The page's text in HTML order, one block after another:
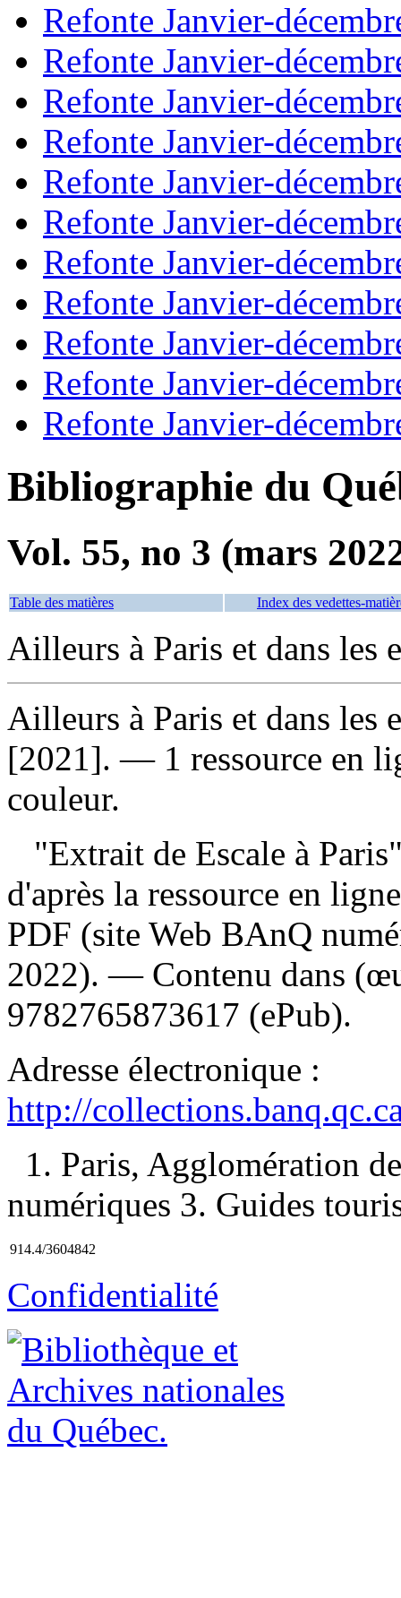
Refonte Janvier-
Refonte Janvier-
Refonte Janvier-
Refonte Janvier-
Refonte Janvier-
Refonte Janvier-
Refonte Janvier-
Refonte Janvier-
Refonte Janvier-
Refonte Janvier-
Refonte Janvier-
Bibliographie du
Vol. 55, no 3 (mars
Table des matières Index des vedettes-
Ailleurs à Paris et dans les
Ailleurs à Paris et dans les
[2021]. — 1 ressource en
couleur.
"Extrait de Escale à
d'après la ressource en
PDF (site Web BAnQ
2022). — Contenu dans
9782765873617 (ePub).
Adresse électronique :
http://
1. Paris, Agglomération
numériques 3. Guides
914.4/3604842
Confidentialité